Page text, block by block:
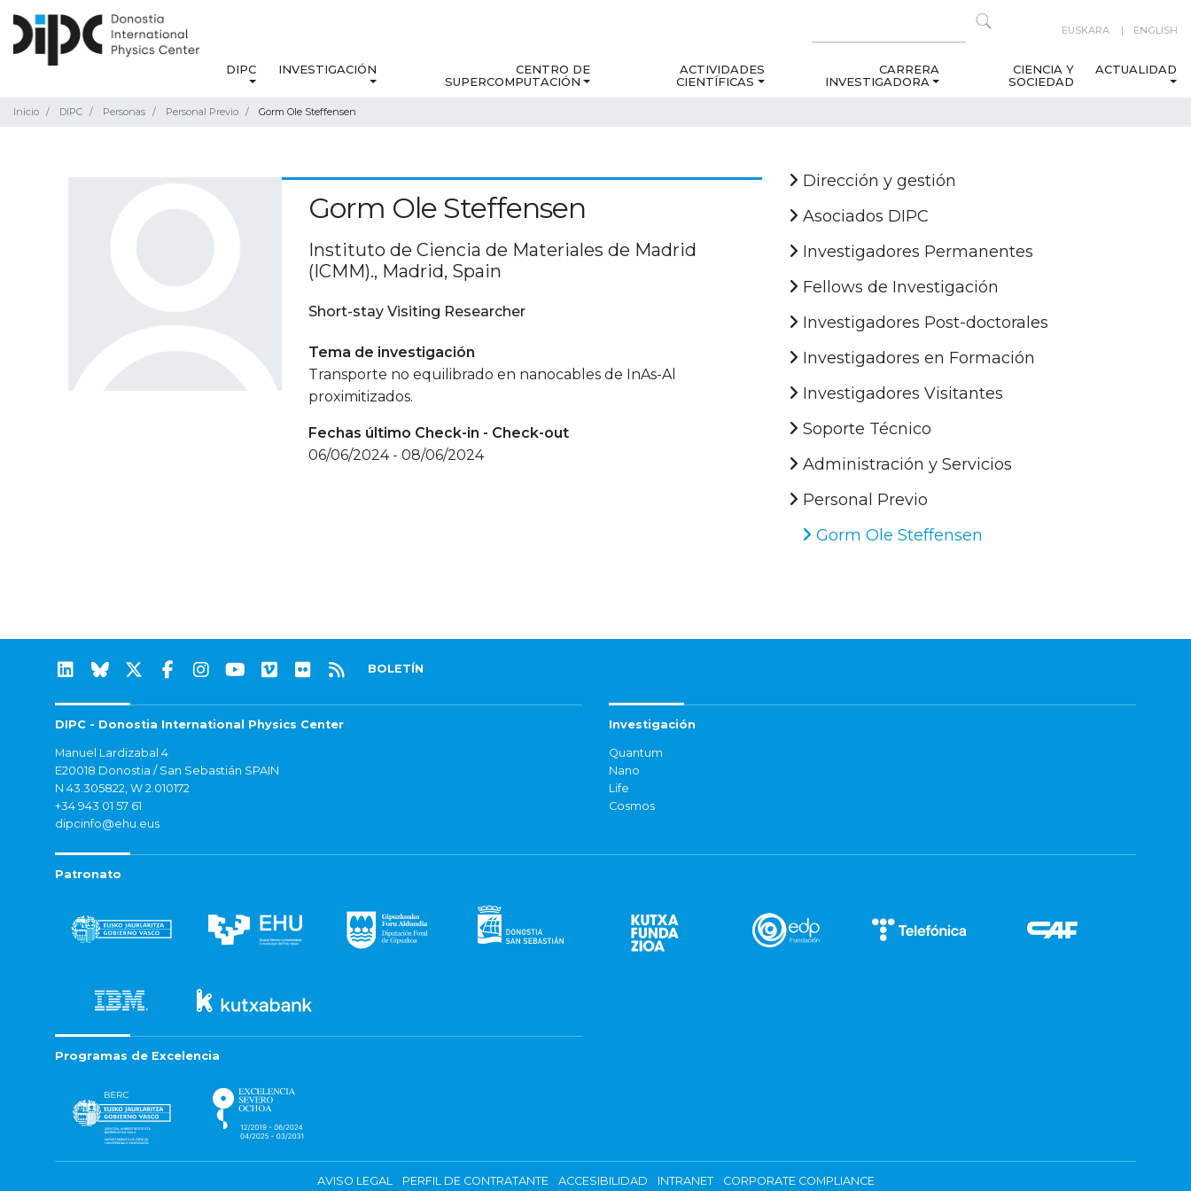
EUSKARA ENGLISH
DIPC INVESTIGACIÓN
CENTRO DE
SUPERCOMPUTACIÓN
ACTIVIDADES
CIENTÍFICAS
CARRERA
INVESTIGADORA
CIENCIA Y
SOCIEDAD
ACTUALIDAD
Inicio DIPC Personas Personal Previo Gorm Ole Steffensen
Gorm Ole Steffensen
Instituto de Ciencia de Materiales de Madrid
(ICMM)., Madrid, Spain
Short-stay Visiting Researcher
Tema de investigación
Transporte no equilibrado en nanocables de InAs-Al
proximitizados.
Fechas último Check-in - Check-out
06/06/2024 - 08/06/2024
Dirección y gestión
Asociados DIPC
Investigadores Permanentes
Fellows de Investigación
Investigadores Post-doctorales
Investigadores en Formación
Investigadores Visitantes
Soporte Técnico
Administración y Servicios
Personal Previo
Gorm Ole Steffensen
BOLETÍN
DIPC - Donostia International Physics Center
Manuel Lardizabal 4
E20018 Donostia / San Sebastián SPAIN
N 43.305822, W 2.010172
+34 943 01 57 61
dipcinfo@ehu.eus
Investigación
Quantum
Nano
Life
Cosmos
Patronato
Programas de Excelencia
AVISO LEGAL PERFIL DE CONTRATANTE ACCESIBILIDAD INTRANET CORPORATE COMPLIANCE